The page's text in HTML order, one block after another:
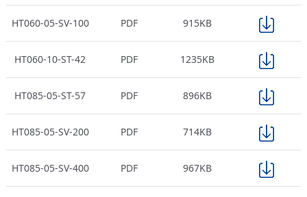
HT060-05-SV-100 PDF 915KB
HT060-10-ST-42 PDF 1235KB
HT085-05-ST-57 PDF 896KB
HT085-05-SV-200 PDF 714KB
HT085-05-SV-400 PDF 967KB